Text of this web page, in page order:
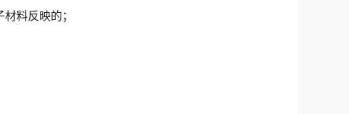
料反映的；